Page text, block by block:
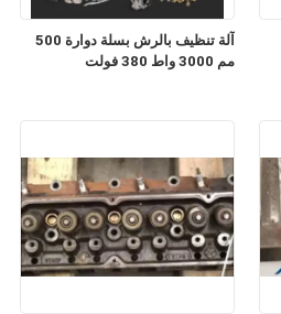
آلة تنظيف بالرش بسلة دوارة 500
مم 3000 واط 380 فولت